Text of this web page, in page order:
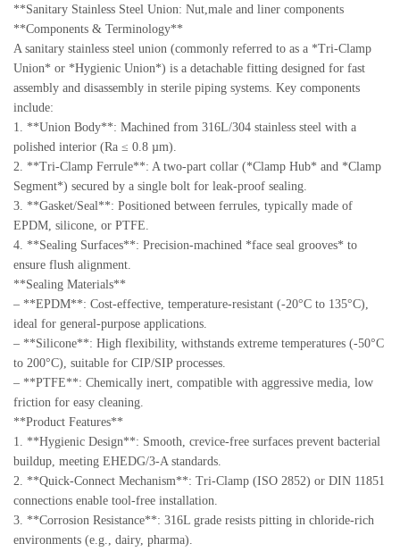
**Sanitary Stainless Steel Union: Nut,male and liner components
**Components & Terminology**
A sanitary stainless steel union (commonly referred to as a *Tri-Clamp
Union* or *Hygienic Union*) is a detachable fitting designed for fast
assembly and disassembly in sterile piping systems. Key components
include:
1. **Union Body**: Machined from 316L/304 stainless steel with a
polished interior (Ra ≤ 0.8 µm).
2. **Tri-Clamp Ferrule**: A two-part collar (*Clamp Hub* and *Clamp
Segment*) secured by a single bolt for leak-proof sealing.
3. **Gasket/Seal**: Positioned between ferrules, typically made of
EPDM, silicone, or PTFE.
4. **Sealing Surfaces**: Precision-machined *face seal grooves* to
ensure flush alignment.
**Sealing Materials**
– **EPDM**: Cost-effective, temperature-resistant (-20°C to 135°C),
ideal for general-purpose applications.
– **Silicone**: High flexibility, withstands extreme temperatures (-50°C
to 200°C), suitable for CIP/SIP processes.
– **PTFE**: Chemically inert, compatible with aggressive media, low
friction for easy cleaning.
**Product Features**
1. **Hygienic Design**: Smooth, crevice-free surfaces prevent bacterial
buildup, meeting EHEDG/3-A standards.
2. **Quick-Connect Mechanism**: Tri-Clamp (ISO 2852) or DIN 11851
connections enable tool-free installation.
3. **Corrosion Resistance**: 316L grade resists pitting in chloride-rich
environments (e.g., dairy, pharma).